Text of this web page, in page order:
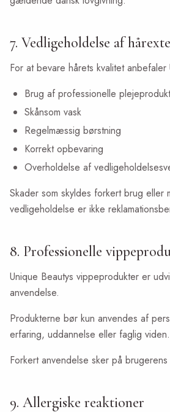
7. Vedligeholdelse af
For at bevare hårets kvalitet anbefaler
Brug af professionelle
Skånsom vask
Regelmæssig børstning
Korrekt opbevaring
Overholdelse af
Skader som skyldes forkert brug eller
vedligeholdelse er ikke
8. Professionelle
Unique Beautys vippeprodukter er
anvendelse.
Produkterne bør kun anvendes af
erfaring, uddannelse eller faglig viden.
Forkert anvendelse sker på
9. Allergiske reaktioner